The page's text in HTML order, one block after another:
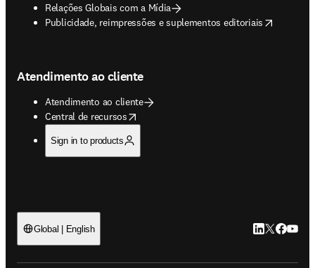
Relações Globais com a Mídia
Publicidade, reimpressões e suplementos editoriais
opens in new tab/window
Atendimento ao cliente
Atendimento ao cliente
Central de recursos
opens in new tab/window
Sign in to products
Global | English LinkedIn abre
Twitter